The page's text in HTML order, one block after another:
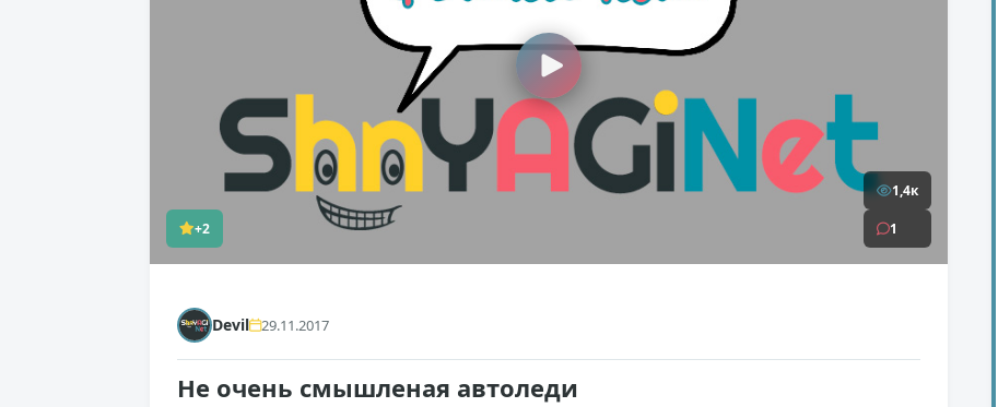
+2
1,4к
1
Devil 29.11.2017
Не очень смышленая автоледи